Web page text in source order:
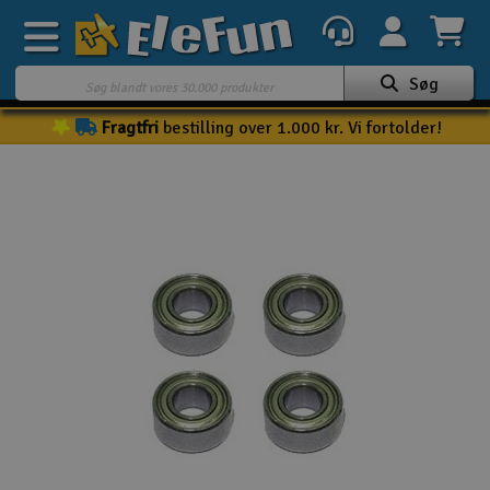
Ugens tilbud
Batteri & ladere
Søg
Fragtfribestilling over 1.000 kr. Vi fortolder!